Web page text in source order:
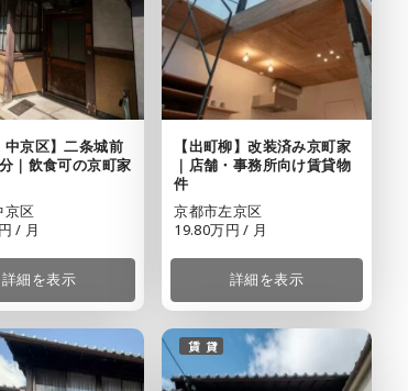
中京区】二条城前
｜飲食可の京町家
京区
/ 月
詳細を表示
【出町柳】改装済み京町家
｜店舗・事務所向け賃貸物
件
京都市左京区
19.80万円 / 月
詳細を表示
賃貸